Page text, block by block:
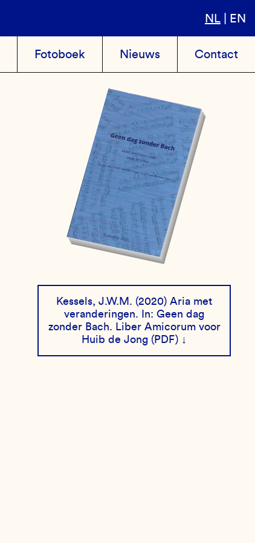
NL EN
Fotoboek Nieuws Contact
Kessels, J.W.M. (2020) Aria met
veranderingen. In: Geen dag
zonder Bach. Liber Amicorum voor
Huib de Jong